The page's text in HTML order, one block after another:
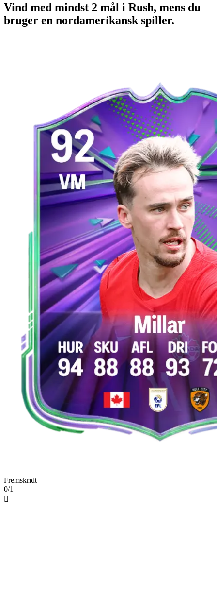
Vind med mindst 2 mål i Rush, mens du
bruger en nordamerikansk spiller.
Fremskridt
0/1
